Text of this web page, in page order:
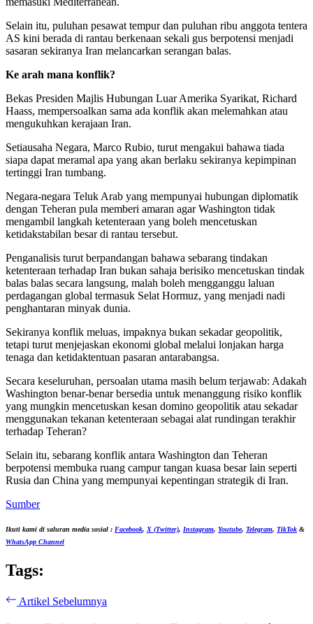
Selain itu, puluhan pesawat tempur dan puluhan ribu anggota tentera
AS kini berada di rantau berkenaan sekali gus berpotensi menjadi
sasaran sekiranya Iran melancarkan serangan balas.
Ke arah mana konflik?
Bekas Presiden Majlis Hubungan Luar Amerika Syarikat, Richard
Haass, mempersoalkan sama ada konflik akan melemahkan atau
mengukuhkan kerajaan Iran.
Setiausaha Negara, Marco Rubio, turut mengakui bahawa tiada
siapa dapat meramal apa yang akan berlaku sekiranya kepimpinan
tertinggi Iran tumbang.
Negara-negara Teluk Arab yang mempunyai hubungan diplomatik
dengan Teheran pula memberi amaran agar Washington tidak
mengambil langkah ketenteraan yang boleh mencetuskan
ketidakstabilan besar di rantau tersebut.
Penganalisis turut berpandangan bahawa sebarang tindakan
ketenteraan terhadap Iran bukan sahaja berisiko mencetuskan tindak
balas balas secara langsung, malah boleh mengganggu laluan
perdagangan global termasuk Selat Hormuz, yang menjadi nadi
penghantaran minyak dunia.
Sekiranya konflik meluas, impaknya bukan sekadar geopolitik,
tetapi turut menjejaskan ekonomi global melalui lonjakan harga
tenaga dan ketidaktentuan pasaran antarabangsa.
Secara keseluruhan, persoalan utama masih belum terjawab: Adakah
Washington benar-benar bersedia untuk menanggung risiko konflik
yang mungkin mencetuskan kesan domino geopolitik atau sekadar
menggunakan tekanan ketenteraan sebagai alat rundingan terakhir
terhadap Teheran?
Selain itu, sebarang konflik antara Washington dan Teheran
berpotensi membuka ruang campur tangan kuasa besar lain seperti
Rusia dan China yang mempunyai kepentingan strategik di Iran.
Sumber
Ikuti kami di saluran media sosial : Facebook, X (Twitter), Instagram, Youtube, Telegram, TikTok &
WhatsApp Channel
Tags:
Artikel Sebelumnya